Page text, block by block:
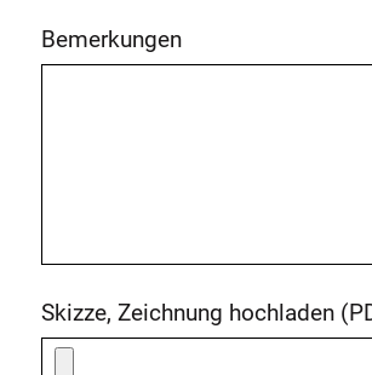
Bemerkungen
Skizze, Zeichnung hochladen